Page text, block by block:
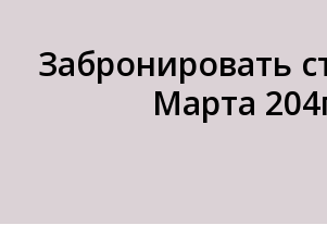
Забронировать
Марта